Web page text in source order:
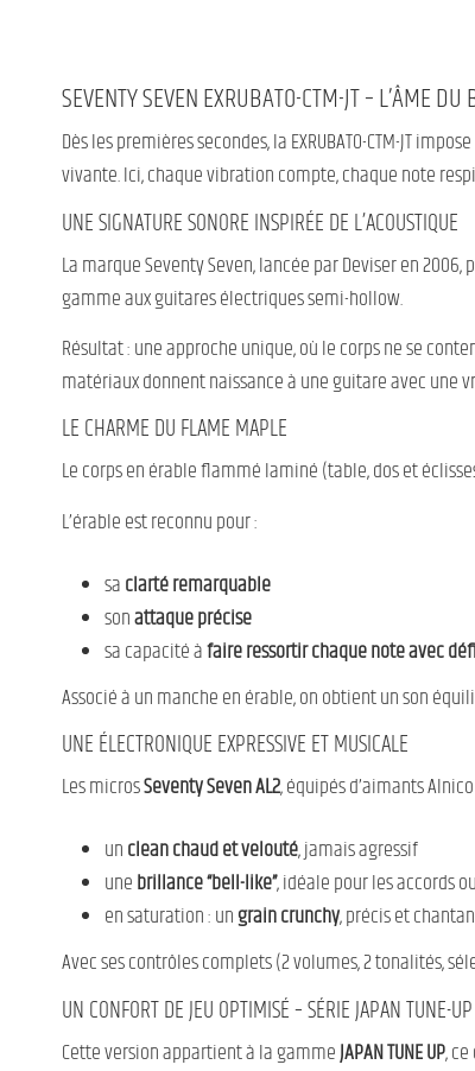
SEVENTY SEVEN EXRUBATO-CTM-JT – L’ÂME
Dès les premières secondes, la EXRUBATO-CTM-JT
vivante. Ici, chaque vibration compte, chaque note
UNE SIGNATURE SONORE INSPIRÉE DE L’ACOUSTIQUE
La marque Seventy Seven, lancée par Deviser en
gamme aux guitares électriques semi-hollow.
Résultat : une approche unique, où le corps ne se
matériaux donnent naissance à une guitare avec une
LE CHARME DU FLAME MAPLE
Le corps en érable flammé laminé (table, dos et
L’érable est reconnu pour :
saclarté remarquable
sonattaque précise
sa capacité àfaire ressortir chaque note avec
Associé à un manche en érable, on obtient un son
UNE ÉLECTRONIQUE EXPRESSIVE ET MUSICALE
Les microsSeventy Seven AL2, équipés d’aimants
unclean chaud et velouté, jamais agressif
unebrillance “bell-like”, idéale pour les accords
en saturation : ungrain crunchy, précis et
Avec ses contrôles complets (2 volumes, 2 tonalités,
UN CONFORT DE JEU OPTIMISÉ – SÉRIE JAPAN TUNE-UP
Cette version appartient à la gammeJAPAN TUNE UP,